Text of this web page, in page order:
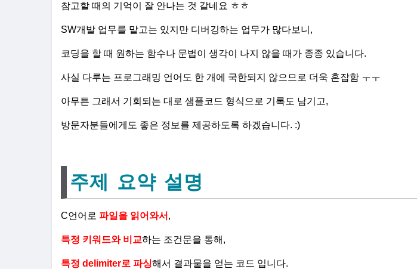
참고할 때의 기억이 잘 안나는 것 같네요 ㅎㅎ
SW개발 업무를 맡고는 있지만 디버깅하는 업무가 많다보니,
코딩을 할 때 원하는 함수나 문법이 생각이 나지 않을 때가 종종 있습니다.
사실 다루는 프로그래밍 언어도 한 개에 국한되지 않으므로 더욱 혼잡함 ㅜㅜ
아무튼 그래서 기회되는 대로 샘플코드 형식으로 기록도 남기고,
방문자분들에게도 좋은 정보를 제공하도록 하겠습니다. :)
주제 요약 설명
C언어로 파일을 읽어와서 ,
특정 키워드와 비교하는 조건문을 통해,
특정 delimiter로 파싱해서 결과물을 얻는 코드 입니다.